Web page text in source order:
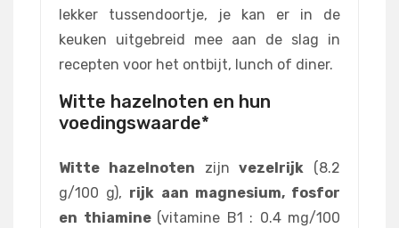
lekker tussendoortje, je kan er in de
keuken uitgebreid mee aan de slag in
recepten voor het ontbijt, lunch of diner.
Witte hazelnoten en hun
voedingswaarde*
Witte hazelnoten zijnvezelrijk (8.2
g/100 g), rijk aan magnesium, fosfor
en thiamine (vitamine B1 : 0.4 mg/100